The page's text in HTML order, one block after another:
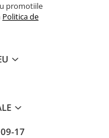
promotiile
Politica de
09-17